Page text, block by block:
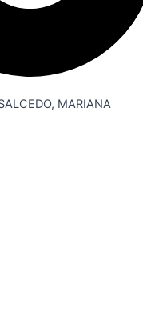
MARIANA